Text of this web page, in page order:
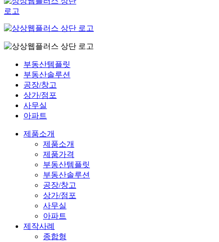
부동산템플릿
부동산솔루션
공장/창고
상가/점포
사무실
아파트
제품소개
제품소개
제품가격
부동산템플릿
부동산솔루션
공장/창고
상가/점포
사무실
아파트
제작사례
종합형